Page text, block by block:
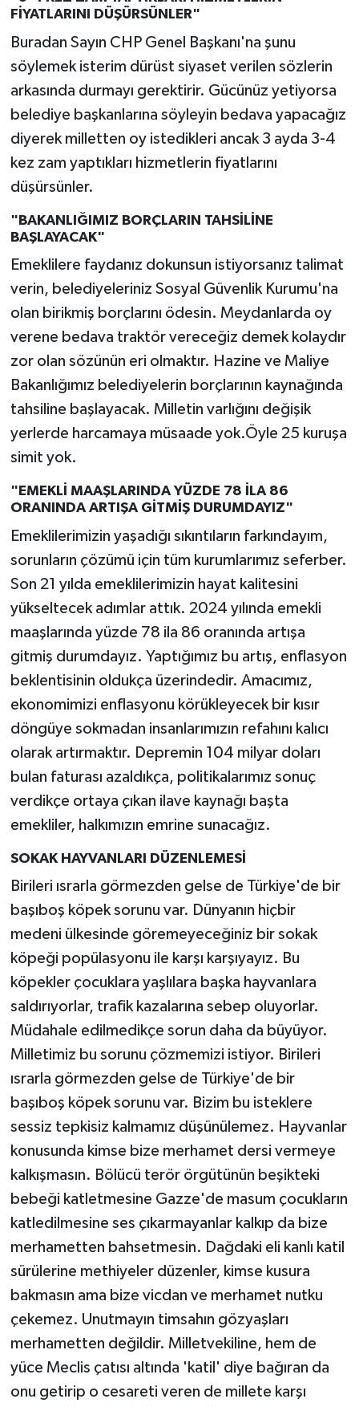
FİYATLARINI DÜŞÜRSÜNLER"
Buradan Sayın CHP Genel Başkanı'na şunu
söylemek isterim dürüst siyaset verilen sözlerin
arkasında durmayı gerektirir. Gücünüz yetiyorsa
belediye başkanlarına söyleyin bedava yapacağız
diyerek milletten oy istedikleri ancak 3 ayda 3-4
kez zam yaptıkları hizmetlerin fiyatlarını
düşürsünler.
"BAKANLIĞIMIZ BORÇLARIN TAHSİLİNE
BAŞLAYACAK"
Emeklilere faydanız dokunsun istiyorsanız talimat
verin, belediyeleriniz Sosyal Güvenlik Kurumu'na
olan birikmiş borçlarını ödesin. Meydanlarda oy
verene bedava traktör vereceğiz demek kolaydır
zor olan sözünün eri olmaktır. Hazine ve Maliye
Bakanlığımız belediyelerin borçlarının kaynağında
tahsiline başlayacak. Milletin varlığını değişik
yerlerde harcamaya müsaade yok.Öyle 25 kuruşa
simit yok.
"EMEKLİ MAAŞLARINDA YÜZDE 78 İLA 86
ORANINDA ARTIŞA GİTMİŞ DURUMDAYIZ"
Emeklilerimizin yaşadığı sıkıntıların farkındayım,
sorunların çözümü için tüm kurumlarımız seferber.
Son 21 yılda emeklilerimizin hayat kalitesini
yükseltecek adımlar attık. 2024 yılında emekli
maaşlarında yüzde 78 ila 86 oranında artışa
gitmiş durumdayız. Yaptığımız bu artış, enflasyon
beklentisinin oldukça üzerindedir. Amacımız,
ekonomimizi enflasyonu körükleyecek bir kısır
döngüye sokmadan insanlarımızın refahını kalıcı
olarak artırmaktır. Depremin 104 milyar doları
bulan faturası azaldıkça, politikalarımız sonuç
verdikçe ortaya çıkan ilave kaynağı başta
emekliler, halkımızın emrine sunacağız.
SOKAK HAYVANLARI DÜZENLEMESİ
Birileri ısrarla görmezden gelse de Türkiye'de bir
başıboş köpek sorunu var. Dünyanın hiçbir
medeni ülkesinde göremeyeceğiniz bir sokak
köpeği popülasyonu ile karşı karşıyayız. Bu
köpekler çocuklara yaşlılara başka hayvanlara
saldırıyorlar, trafik kazalarına sebep oluyorlar.
Müdahale edilmedikçe sorun daha da büyüyor.
Milletimiz bu sorunu çözmemizi istiyor. Birileri
ısrarla görmezden gelse de Türkiye'de bir
başıboş köpek sorunu var. Bizim bu isteklere
sessiz tepkisiz kalmamız düşünülemez. Hayvanlar
konusunda kimse bize merhamet dersi vermeye
kalkışmasın. Bölücü terör örgütünün beşikteki
bebeği katletmesine Gazze'de masum çocukların
katledilmesine ses çıkarmayanlar kalkıp da bize
merhametten bahsetmesin. Dağdaki eli kanlı katil
sürülerine methiyeler düzenler, kimse kusura
bakmasın ama bize vicdan ve merhamet nutku
çekemez. Unutmayın timsahın gözyaşları
merhametten değildir. Milletvekiline, hem de
yüce Meclis çatısı altında 'katil' diye bağıran da
onu getirip o cesareti veren de millete karşı